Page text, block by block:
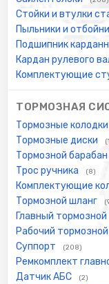
Стойки и втулки
Пыльники и
Подшипник
Кардан рулевого
Комплектующие
ТОРМОЗНАЯ
Тормозные колодки
Тормозные диски
Тормозной барабан
Трос ручника (8)
Комплектующие
Тормозной шланг
Главный
Рабочий
Суппорт (208)
Ремкомплект
Датчик АБС (2)